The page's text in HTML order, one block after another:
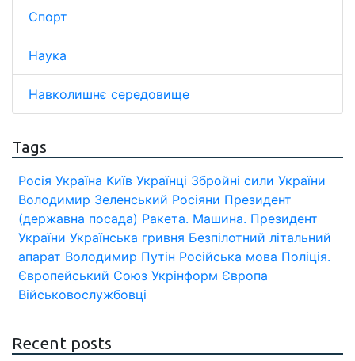
Спорт
Наука
Навколишнє середовище
Tags
Росія Україна Київ Українці Збройні сили України
Володимир Зеленський Росіяни Президент
(державна посада) Ракета. Машина. Президент
України Українська гривня Безпілотний літальний
апарат Володимир Путін Російська мова Поліція.
Європейський Союз Укрінформ Європа
Військовослужбовці
Recent posts